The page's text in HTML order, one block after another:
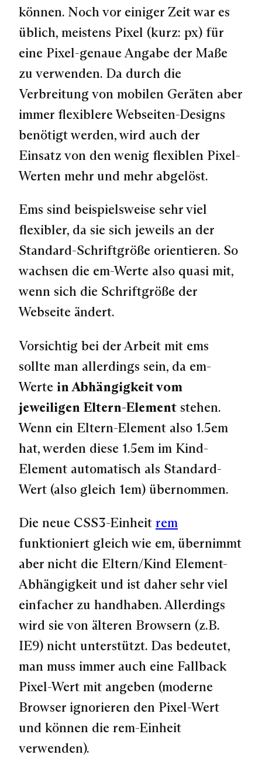
können. Noch vor einiger Zeit war es
üblich, meistens Pixel (kurz: px) für
eine Pixel-genaue Angabe der Maße
zu verwenden. Da durch die
Verbreitung von mobilen Geräten aber
immer flexiblere Webseiten-Designs
benötigt werden, wird auch der
Einsatz von den wenig flexiblen Pixel-
Werten mehr und mehr abgelöst.
Ems sind beispielsweise sehr viel
flexibler, da sie sich jeweils an der
Standard-Schriftgröße orientieren. So
wachsen die em-Werte also quasi mit,
wenn sich die Schriftgröße der
Webseite ändert.
Vorsichtig bei der Arbeit mit ems
sollte man allerdings sein, da em-
Werte in Abhängigkeit vom
jeweiligen Eltern-Element stehen.
Wenn ein Eltern-Element also 1.5em
hat, werden diese 1.5em im Kind-
Element automatisch als Standard-
Wert (also gleich 1em) übernommen.
Die neue CSS3-Einheit rem
funktioniert gleich wie em, übernimmt
aber nicht die Eltern/Kind Element-
Abhängigkeit und ist daher sehr viel
einfacher zu handhaben. Allerdings
wird sie von älteren Browsern (z.B.
IE9) nicht unterstützt. Das bedeutet,
man muss immer auch eine Fallback
Pixel-Wert mit angeben (moderne
Browser ignorieren den Pixel-Wert
und können die rem-Einheit
verwenden).